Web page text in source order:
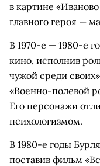
в картине
главного героя —
В 1970-е — 1980-е
кино, исполнив
чужой среди
«Военно-полевой
Его персонажи
психологизмом.
В 1980-е годы
поставив фильм